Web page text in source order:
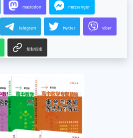
mastodon messenger
telegram twitter viber
复制链接